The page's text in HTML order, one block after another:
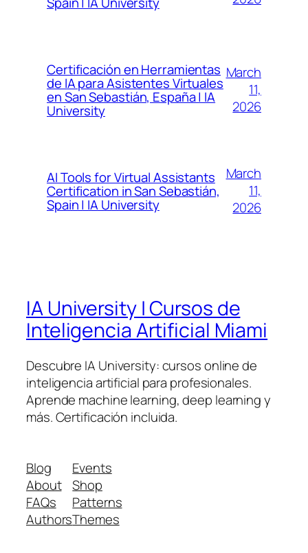
Certificación en Herramientas
de IA para Asistentes Virtuales
en San Sebastián, España | IA
University
March
11,
2026
AI Tools for Virtual Assistants
Certification in San Sebastián,
Spain | IA University
March
11,
2026
IA University | Cursos de
Inteligencia Artificial Miami
Descubre IA University: cursos online de
inteligencia artificial para profesionales.
Aprende machine learning, deep learning y
más. Certificación incluida.
Blog
About
FAQs
Authors
Events
Shop
Patterns
Themes